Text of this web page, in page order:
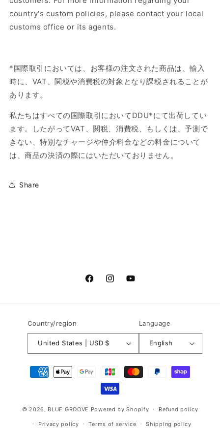
country's custom policies, please contact your local
customs office or its agents.
*国際取引においては、お客様の注文された商品は、輸入
時に、VAT、関税や消費税の対象となり課税されることが
あります。
私たちはすべての国際取引において DDU*にて出荷してい
ます。したがってVAT 、関税、消費税、もしくは、予測で
きない、特別なチャージや仲介料金などの料金について
は、商品の決済の際にはいただいておりません。
Share
FacebookInstagramYouTube
Country/region
United States | USD $
Language
English
Payment
methods
© 2026, BLUE GROOVE Powered by Shopify Refund policy
Privacy policy Terms of service Shipping policy